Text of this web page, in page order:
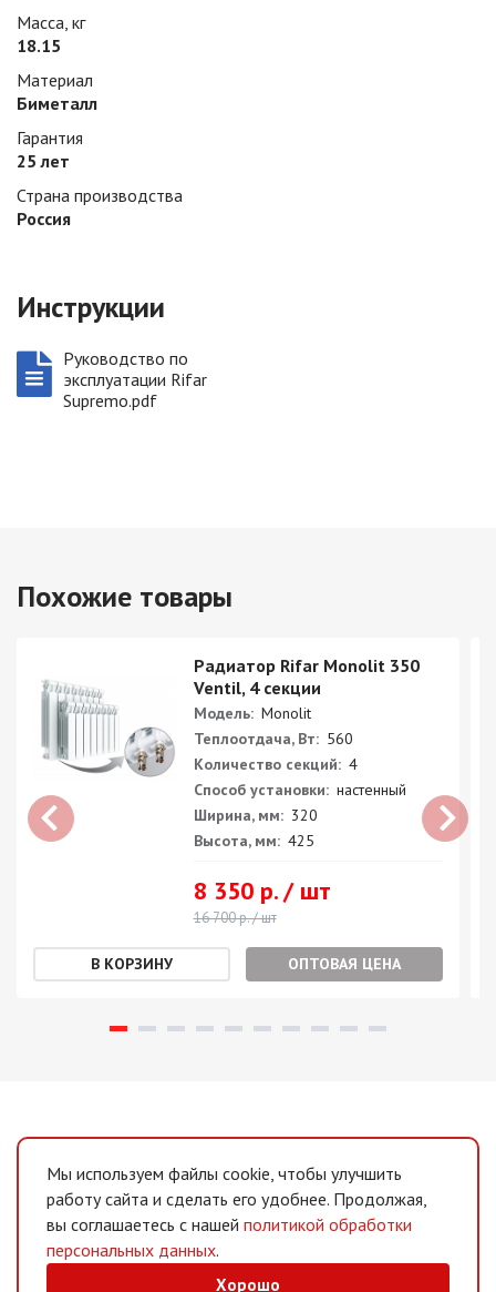
Масса, кг
18.15
Материал
Биметалл
Гарантия
25 лет
Страна производства
Россия
Инструкции
Руководство по
эксплуатации Rifar
Supremo.pdf
Похожие товары
Радиатор Rifar Monolit 350
Ventil, 4 секции
Модель: Monolit
Теплоотдача, Вт: 560
Количество секций: 4
Способ установки: настенный
Ширина, мм: 320
Высота, мм: 425
8 350 р. / шт
16 700 р. / шт
ОПТОВАЯ ЦЕНА
Мы используем файлы cookie, чтобы улучшить
работу сайта и сделать его удобнее. Продолжая,
вы соглашаетесь с нашей политикой обработки
персональных данных.
Хорошо